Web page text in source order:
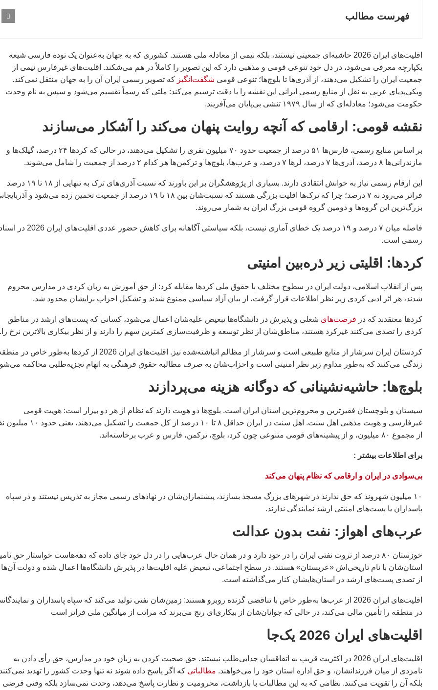
فهرست مطالب
اقلیت‌های ایران 2026 حاشیه‌ای جمعیتی نیستند، بلکه نیمی از معادله ملی هستند. کشوری که به جهان به‌عنوان یک توده فارسی شیعه
یکپارچه معرفی می‌شود، در دل خود تنوعی قومی و مذهبی دارد که این تصویر را کاملاً در هم می‌شکند. اقلیت‌های غیرفارس نیمی از
جمعیت ایران را تشکیل می‌دهند، از آذری‌ها تا بلوچ‌ها؛ تنوعی قومی شگفت‌انگیز که تصویر رسمی ایران آن را به جهان منتقل نمی‌کند.
ویکی‌پدیای عربی به نقل از منابع رسمی ایرانی این نقشه را با دقت ترسیم می‌کند: ملتی که رسماً تقسیم می‌شود و سپس به نام وحدت
حکومت می‌شود؛ معادله‌ای که از سال ۱۹۷۹ تنشی بی‌پایان می‌آفریند.
نقشه قومی: ارقامی که آنچه روایت پنهان می‌کند را آشکار می‌سازند
بر اساس منابع رسمی، فارس‌ها ۵۱ درصد از جمعیت حدود ۷۰ میلیون نفری را تشکیل می‌دهند، در حالی که کردها ۲۴ درصد، گیلک‌ها و
مازندرانی‌ها ۸ درصد، آذری‌ها ۷ درصد، لرها ۷ درصد، و عرب‌ها، بلوچ‌ها و ترکمن‌ها هر کدام ۲ درصد از جمعیت را شامل می‌شوند.
این ارقام رسمی نیاز به خوانش انتقادی دارند. بسیاری از پژوهشگران بر این باورند که نسبت آذری‌های ترک به تنهایی از ۱۸ تا ۱۹ درصد
فراتر می‌رود نه ۷ درصد؛ چرا که ترک‌ها اقلیت بزرگی هستند که نسبت‌شان بین ۱۸ تا ۱۹ درصد از جمعیت تخمین زده می‌شود و
بزرگ‌ترین این گروه‌ها و دومین گروه قومی بزرگ ایران به شمار می‌روند.
فاصله میان ۷ درصد و ۱۹ درصد یک خطای آماری نیست، بلکه سیاستی آگاهانه برای کاهش حضور عددی اقلیت‌های ایران 2026 در اسناد
رسمی است.
کردها: اقلیتی زیر ذره‌بین امنیتی
پس از انقلاب اسلامی، دولت ایران در سطوح مختلف با حقوق ملی کردها مقابله کرد: از حق آموزش به زبان کردی در مدارس محروم
شدند، هر اثر ادبی کردی زیر نظر اطلاعات قرار گرفت، از بیان آزاد سیاسی ممنوع شدند و تشکیل احزاب برایشان محدود شد.
کردها معتقدند که در فرصت‌های شغلی و پذیرش در دانشگاه‌ها تبعیض علیه‌شان اعمال می‌شود، کسانی که پست‌های ارشد در مناطق
کردی را تصدی می‌کنند غیرکرد هستند، مناطق‌شان از نظر توسعه و ظرفیت‌سازی کمترین سهم را دارند و از نظر بیکاری بالاترین نرخ را.
کردستان ایران سرشار از منابع طبیعی است و سرشار از مظالم انباشته‌شده نیز. اقلیت‌های ایران 2026 از کردها به‌طور
زندگی می‌کنند که به‌طور مداوم زیر نظر امنیتی است و احزاب‌شان به صرف مطالبه حقوق فرهنگی به اتهام تجزیه‌طلبی محاکمه
بلوچ‌ها: حاشیه‌نشینانی که دوگانه هزینه می‌پردازند
سیستان و بلوچستان فقیرترین و محروم‌ترین استان ایران است. بلوچ‌ها دو هویت دارند که نظام از هر دو بیزار است: هویت قومی
غیرفارسی و هویت مذهبی اهل سنت. اهل سنت در ایران حداقل ۸ تا ۱۰ درصد از کل جمعیت را تشکیل می‌دهند، یعنی
از مجموع ۸۰ میلیون، و از پیشینه‌های قومی متنوعی چون کرد، بلوچ، ترکمن، فارس و عرب برخاسته‌اند.
براى اطلاعات بيشتر :
بی‌سوادی در ایران و ارقامی که نظام پنهان می‌کند
۱۰ میلیون شهروند که حق ندارند در شهرهای بزرگ مسجد بسازند، پیشنمازان‌شان در نهادهای رسمی مجاز به تدریس نیستند و در سپاه
پاسداران یا پست‌های امنیتی ارشد نمایندگی ندارند.
عرب‌های اهواز: نفت بدون عدالت
خوزستان ۸۰ درصد از ثروت نفتی ایران را در خود دارد و در همان حال عرب‌هایی را در دل خود جای داده که دهه‌هاست خواستار حق
استان‌شان با نام تاریخی‌اش «عربستان» هستند. در سطح اجتماعی، تبعیض علیه اقلیت‌ها در پذیرش دانشگاه‌ها اعمال شده و دولت آن‌ها
از تصدی پست‌های ارشد در استان‌هایشان کنار می‌گذاشته است.
اقلیت‌های ایران 2026 از عرب‌ها به‌طور خاص با تناقضی گزنده روبرو هستند: زمین‌شان نفتی تولید می‌کند که سپاه پاسداران و
در منطقه را تأمین مالی می‌کند، در حالی که جوانان‌شان از بیکاری‌ای رنج می‌برند که مراتب از میانگین ملی فراتر است
اقلیت‌های ایران 2026 یک‌جا
اقلیت‌های ایران 2026 در اکثریت قریب به اتفاقشان جدایی‌طلب نیستند. حق صحبت کردن به زبان خود در مدارس، حق رأی دادن به
نامزدی از میان فرزندانشان، و حق اداره استان خود را می‌خواهند. مطالباتی که اگر پاسخ داده شوند نه تنها وحدت کشور را تهدید نمی‌کنند
بلکه آن را تقویت می‌کنند. نظامی که به این مطالبات با بازداشت، محرومیت و نظارت پاسخ می‌دهد، وحدت نمی‌سازد بلکه وقتی قرضی